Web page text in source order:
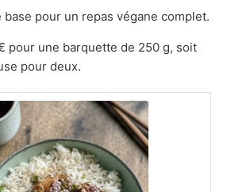
base pour un repas végane complet.
pour une barquette de 250 g, soit
pour deux.